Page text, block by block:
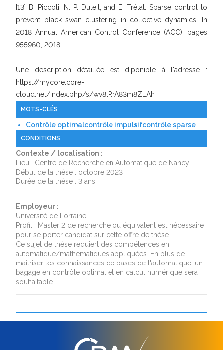
[13] B. Piccoli, N. P. Duteil, and E. Trélat. Sparse control to
prevent black swan clustering in collective dynamics. In
2018 Annual American Control Conference (ACC), pages
955960, 2018.
Une description détaillée est diponible à l'adresse :
https://mycore.core-
cloud.net/index.php/s/wv8lRrA83m8ZLAh
MOTS-CLÉS
Contrôle optimalcontrôle impulsifcontrôle sparse
CONDITIONS
Contexte / localisation :
Lieu : Centre de Recherche en Automatique de Nancy
Début de la thèse : octobre 2023
Durée de la thèse : 3 ans
Employeur :
Université de Lorraine
Profil : Master 2 de recherche ou équivalent est nécessaire
pour se porter candidat sur cette offre de thèse.
Ce sujet de thèse requiert des compétences en
automatique/mathématiques appliquées. En plus de
maîtriser les connaissances de bases de l'automatique, un
bagage en contrôle optimal et en calcul numérique sera
souhaitable.